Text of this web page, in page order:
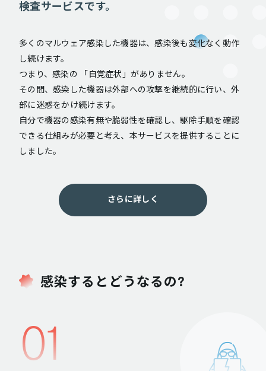
検査サービスです。
多くのマルウェア感染した機器は、感染後も変化なく動作
し続けます。
つまり、感染の 「自覚症状」がありません。
その間、感染した機器は外部への攻撃を継続的に行い、外
部に迷惑をかけ続けます。
自分で機器の感染有無や脆弱性を確認し、駆除手順を確認
できる仕組みが必要と考え、本サービスを提供することに
しました。
さらに詳しく
感染するとどうなるの?
01